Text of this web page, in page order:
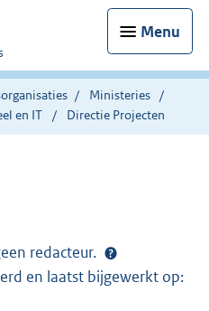
Menu
Ministeries
en IT Directie Projecten
redacteur.
en laatst bijgewerkt op: